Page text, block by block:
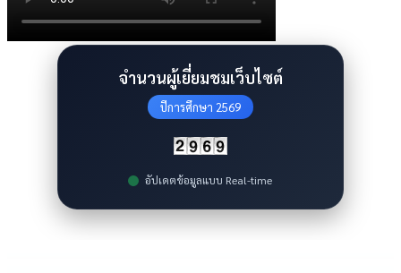
จำนวนผู้เยี่ยมชมเว็บไซต์
ปีการศึกษา 2569
อัปเดตข้อมูลแบบ Real-time